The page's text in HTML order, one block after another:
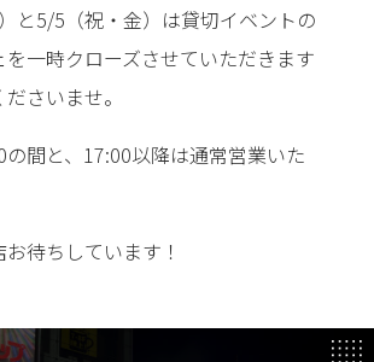
と5/5（祝・金）は貸切イベントの
を一時クローズさせていただきます
さいませ。
の間と、17:00以降は通常営業いた
待ちしています！